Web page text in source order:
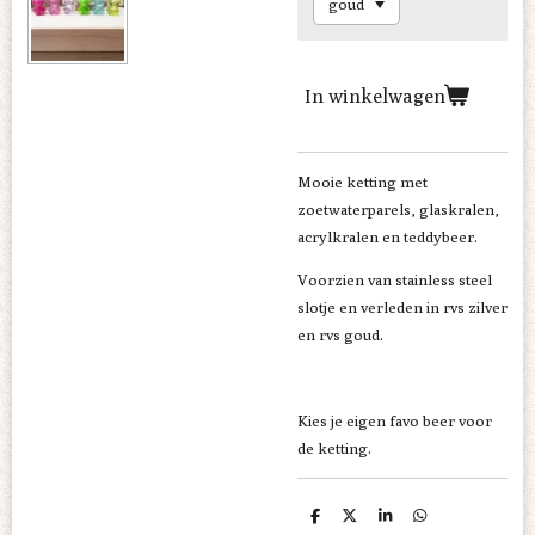
In winkelwagen
Mooie ketting met
zoetwaterparels, glaskralen,
acrylkralen en teddybeer.
Voorzien van stainless steel
slotje en verleden in rvs zilver
en rvs goud.
Kies je eigen favo beer voor
de ketting.
D
D
S
D